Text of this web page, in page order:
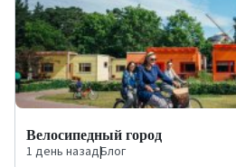
Велосипедный город
1 день назад|Блог